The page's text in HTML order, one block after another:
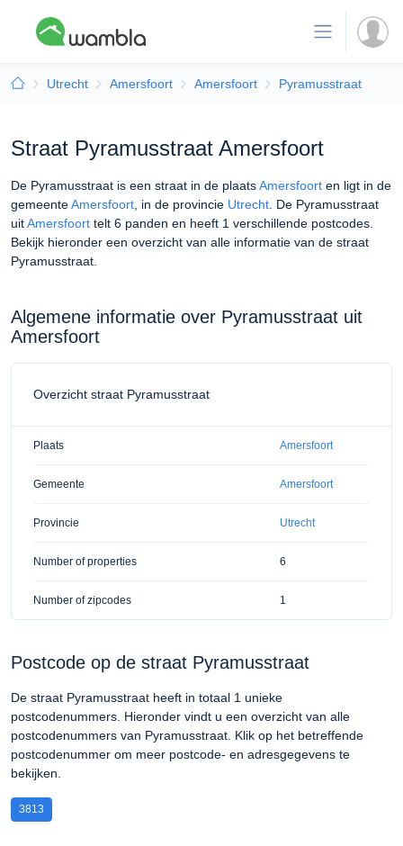
Utrecht Amersfoort Amersfoort Pyramusstraat
Straat Pyramusstraat Amersfoort
De Pyramusstraat is een straat in de plaatsAmersfoort en ligt in de
gemeenteAmersfoort , in de provincie Utrecht . De Pyramusstraat
uitAmersfoort telt 6 panden en heeft 1 verschillende postcodes.
Bekijk hieronder een overzicht van alle informatie van de straat
Pyramusstraat.
Algemene informatie over Pyramusstraat uit
Amersfoort
Overzicht straat Pyramusstraat
Plaats Amersfoort
Gemeente Amersfoort
Provincie Utrecht
Number of properties 6
Number of zipcodes 1
Postcode op de straat Pyramusstraat
De straat Pyramusstraat heeft in totaal 1 unieke
postcodenummers. Hieronder vindt u een overzicht van alle
postcodenummers van Pyramusstraat. Klik op het betreffende
postcodenummer om meer postcode- en adresgegevens te
bekijken.
3813